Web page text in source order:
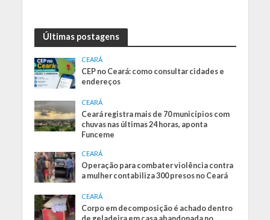
Últimas postagens
CEARÁ
CEP no Ceará: como consultar cidades e
endereços
CEARÁ
Ceará registra mais de 70 municípios com
chuvas nas últimas 24 horas, aponta
Funceme
CEARÁ
Operação para combater violência contra
a mulher contabiliza 300 presos no Ceará
CEARÁ
Corpo em decomposição é achado dentro